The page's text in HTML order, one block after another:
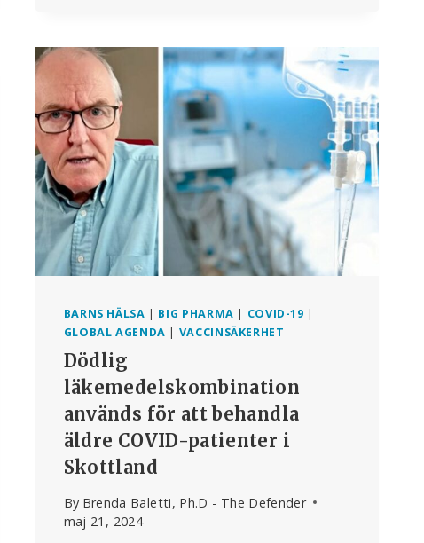
BARNS HÄLSA | BIG PHARMA | COVID-19 |
GLOBAL AGENDA | VACCINSÄKERHET
Dödlig
läkemedelskombination
används för att behandla
äldre COVID-patienter i
Skottland
By Brenda Baletti, Ph.D - The Defender
maj 21, 2024